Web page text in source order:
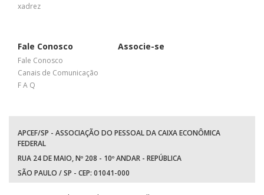
xadrez
Fale Conosco
Fale Conosco
Canais de Comunicação
F A Q
Associe-se
APCEF/SP - ASSOCIAÇÃO DO PESSOAL DA CAIXA ECONÔMICA
FEDERAL
RUA 24 DE MAIO, Nº 208 - 10º ANDAR - REPÚBLICA
SÃO PAULO / SP - CEP: 01041-000